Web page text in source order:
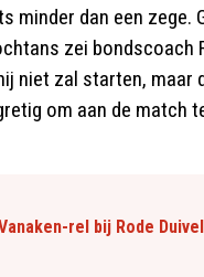
minder dan een zege.
zei bondscoach
niet zal starten, maar
om aan de match
rel bij Rode